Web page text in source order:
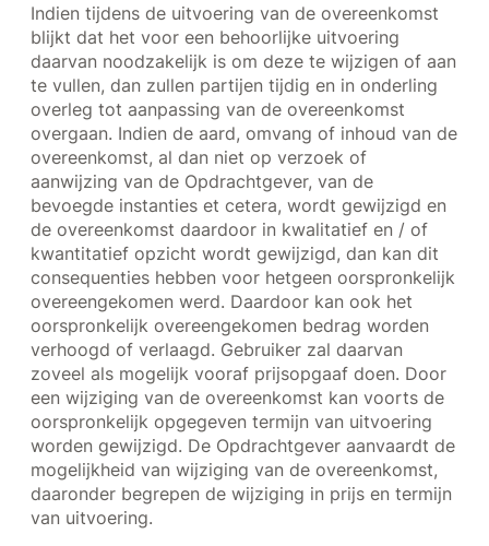
Indien tijdens de uitvoering van de overeenkomst
blijkt dat het voor een behoorlijke uitvoering
daarvan noodzakelijk is om deze te wijzigen of aan
te vullen, dan zullen partijen tijdig en in onderling
overleg tot aanpassing van de overeenkomst
overgaan. Indien de aard, omvang of inhoud van de
overeenkomst, al dan niet op verzoek of
aanwijzing van de Opdrachtgever, van de
bevoegde instanties et cetera, wordt gewijzigd en
de overeenkomst daardoor in kwalitatief en / of
kwantitatief opzicht wordt gewijzigd, dan kan dit
consequenties hebben voor hetgeen oorspronkelijk
overeengekomen werd. Daardoor kan ook het
oorspronkelijk overeengekomen bedrag worden
verhoogd of verlaagd. Gebruiker zal daarvan
zoveel als mogelijk vooraf prijsopgaaf doen. Door
een wijziging van de overeenkomst kan voorts de
oorspronkelijk opgegeven termijn van uitvoering
worden gewijzigd. De Opdrachtgever aanvaardt de
mogelijkheid van wijziging van de overeenkomst,
daaronder begrepen de wijziging in prijs en termijn
van uitvoering.